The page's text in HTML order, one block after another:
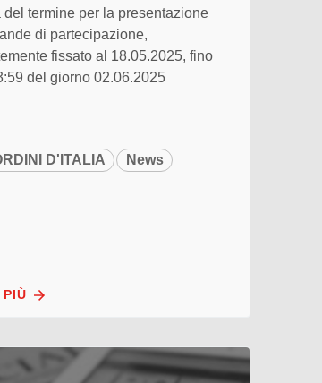
del termine per la presentazione
di partecipazione,
fissato al 18.05.2025, fino
del giorno 02.06.2025
D'ITALIA News